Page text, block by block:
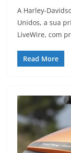
A Harley-
Unidos, a sua
LiveWire, com
Read More